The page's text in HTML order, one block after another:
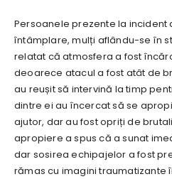
Persoanele prezente la
întâmplare, mulți aflându-se în
relatat că atmosfera a fost
deoarece atacul a fost atât de
au reușit să intervină la timp
dintre ei au încercat să se
ajutor, dar au fost opriți de
apropiere a spus că a sunat
dar sosirea echipajelor a fost
rămas cu imagini traumatizante